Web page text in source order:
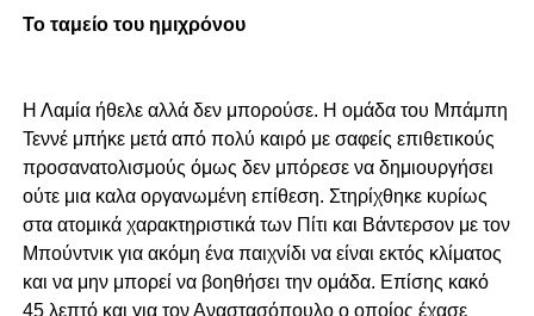
Το ταμείο του ημιχρόνου
Η Λαμία ήθελε αλλά δεν μπορούσε. Η ομάδα του Μπάμπη
Τεννέ μπήκε μετά από πολύ καιρό με σαφείς επιθετικούς
προσανατολισμούς όμως δεν μπόρεσε να δημιουργήσει
ούτε μια καλα οργανωμένη επίθεση. Στηρίχθηκε κυρίως
στα ατομικά χαρακτηριστικά των Πίτι και Βάντερσον με τον
Μπούντνικ για ακόμη ένα παιχνίδι να είναι εκτός κλίματος
και να μην μπορεί να βοηθήσει την ομάδα. Επίσης κακό
45 λεπτό και για τον Αναστασόπουλο ο οποίος έχασε